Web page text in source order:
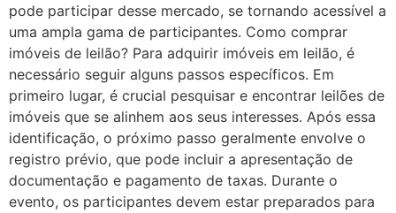
pode participar desse mercado, se tornando acessível a
uma ampla gama de participantes. Como comprar
imóveis de leilão? Para adquirir imóveis em leilão, é
necessário seguir alguns passos específicos. Em
primeiro lugar, é crucial pesquisar e encontrar leilões de
imóveis que se alinhem aos seus interesses. Após essa
identificação, o próximo passo geralmente envolve o
registro prévio, que pode incluir a apresentação de
documentação e pagamento de taxas. Durante o
evento, os participantes devem estar preparados para